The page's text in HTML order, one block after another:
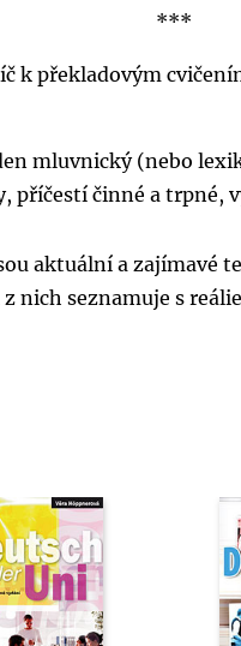
***
k překladovým
mluvnický (nebo
činné a trpné,
aktuální a zajímavé
nich seznamuje s